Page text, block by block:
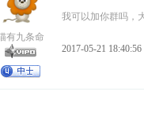
有九条命
我可以加你群吗，
2017-05-21 18:40:56